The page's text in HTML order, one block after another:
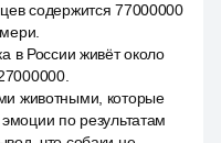
содержится 77000000
в России живёт около
животными, которые
по результатам